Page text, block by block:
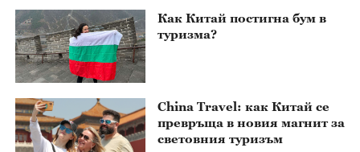
Как Китай постигна бум в
туризма?
China Travel: как Китай се
превръща в новия магнит за
световния туризъм